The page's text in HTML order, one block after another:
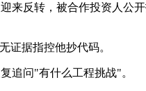
来反转，被合作投资人公
证据指控他抄代码。
追问"有什么工程挑战"。